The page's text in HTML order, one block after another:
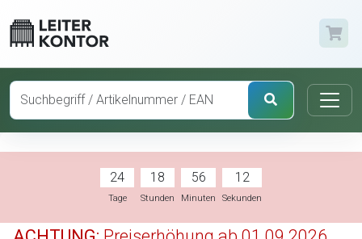
24
Tage
18
Stunden
56
Minuten
11
Sekunden